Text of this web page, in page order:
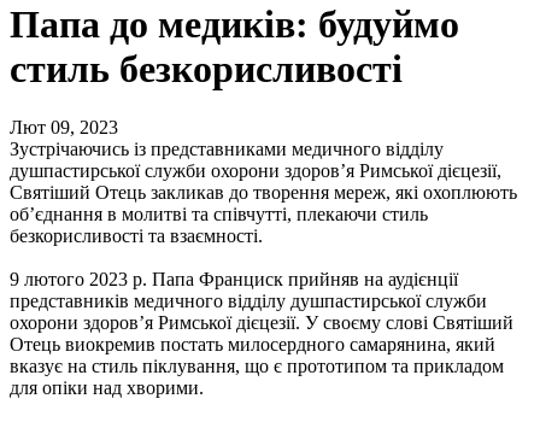
Папа до медиків: будуймо
стиль безкорисливості
Лют 09, 2023
Зустрічаючись із представниками медичного відділу
душпастирської служби охорони здоров’я Римської дієцезії,
Святіший Отець закликав до творення мереж, які охоплюють
об’єднання в молитві та співчутті, плекаючи стиль
безкорисливості та взаємності.
9 лютого 2023 р. Папа Франциск прийняв на аудієнції
представників медичного відділу душпастирської служби
охорони здоров’я Римської дієцезії. У своєму слові Святіший
Отець виокремив постать милосердного самарянина, який
вказує на стиль піклування, що є прототипом та прикладом
для опіки над хворими.